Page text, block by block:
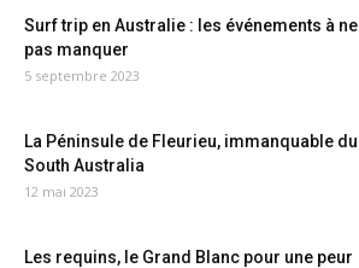
Surf trip en Australie : les événements à ne
pas manquer
5 septembre 2023
La Péninsule de Fleurieu, immanquable du
South Australia
12 mai 2023
Les requins, le Grand Blanc pour une peur